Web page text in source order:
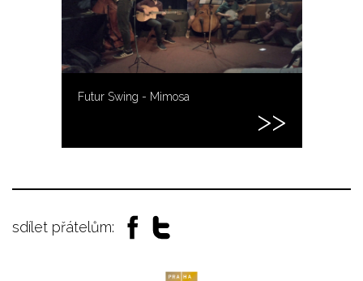
Futur Swing - Mimosa
sdílet přátelům: